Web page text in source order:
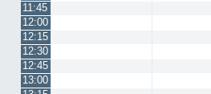
11:45
12:00
12:15
12:30
12:45
13:00